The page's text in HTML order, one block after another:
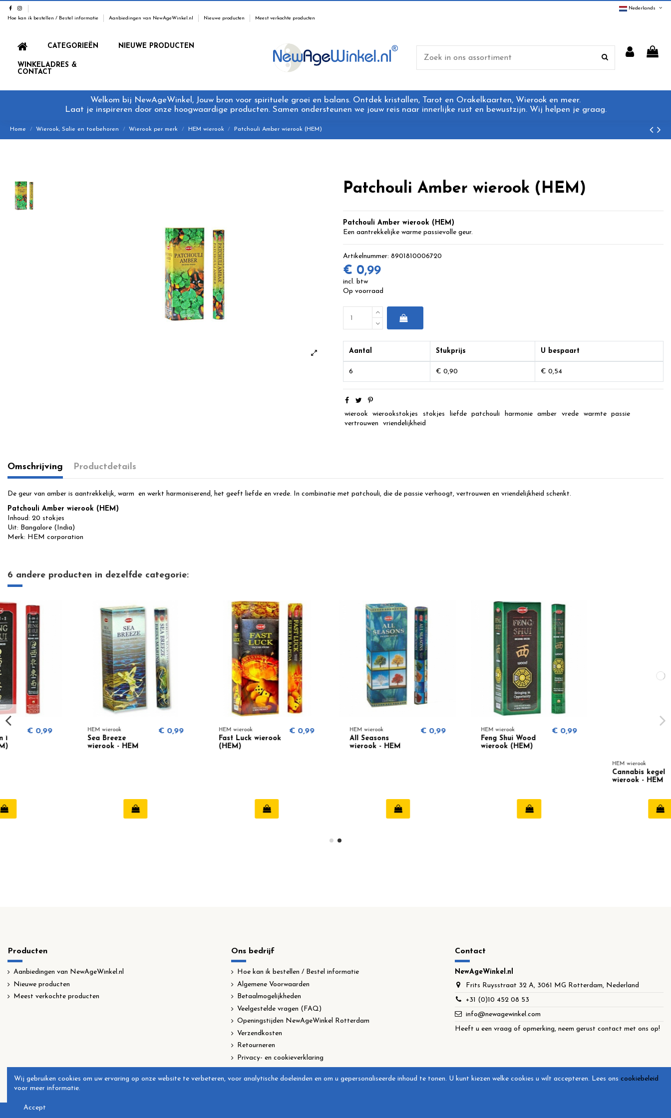
Hoe kan ik bestellen / Bestel informatie Aanbiedingen van NewAgeWinkel.nl Nieuwe producten Meest verkochte producten
Nederlands
CATEGORIEËN NIEUWE PRODUCTEN
WINKELADRES &
CONTACT
Welkom bij NewAgeWinkel, Jouw bron voor spirituele groei en balans. Ontdek kristallen, Tarot en Orakelkaarten, Wierook en meer.
Laat je inspireren door onze hoogwaardige producten. Samen ondersteunen we jouw reis naar innerlijke rust en bewustzijn. Wij helpen je graag.
Home Wierook, Salie en toebehoren Wierook per merk HEM wierook Patchouli Amber wierook (HEM)
Patchouli Amber wierook (HEM)
Patchouli Amber wierook (HEM)
Een aantrekkelijke warme passievolle geur.
Artikelnummer: 8901810006720
€ 0,99
incl. btw
Op voorraad
Aantal Stukprijs U bespaart
6 € 0,90 € 0,54
wierook wierookstokjes stokjes liefde patchouli harmonie amber vrede warmte
passie
vertrouwen
vriendelijkheid
Omschrijving Productdetails
De geur van amber is aantrekkelijk, warm en werkt harmoniserend, het geeft liefde en vrede. In combinatie met patchouli, die de passie verhoogt, vertrouwen en vriendelijkheid schenkt.
Patchouli Amber wierook (HEM)
Inhoud: 20 stokjes
Uit: Bangalore (India)
Merk: HEM corporation
6 andere producten in dezelfde categorie:
HEM wierook € 0,99 HEM wierook € 0,99 HEM wierook € 0,99 HEM wierook € 0,99
€ 0,95
Producten
Aanbiedingen van NewAgeWinkel.nl
Nieuwe producten
Meest verkochte producten
Ons bedrijf
Hoe kan ik bestellen / Bestel informatie
Algemene Voorwaarden
Betaalmogelijkheden
Veelgestelde vragen (FAQ)
Openingstijden NewAgeWinkel Rotterdam
Verzendkosten
Retourneren
Privacy- en cookieverklaring
Contact
NewAgeWinkel.nl
Frits Ruysstraat 32 A, 3061 MG Rotterdam, Nederland
+31 (0)10 452 08 53
info@newagewinkel.com
Heeft u een vraag of opmerking, neem gerust contact met ons op!
Wij gebruiken cookies om uw ervaring op onze website te verbeteren, voor analytische doeleinden en om u gepersonaliseerde inhoud te tonen. U kunt kiezen welke cookies u wilt accepteren. Lees ons cookiebeleid
voor meer informatie.
Accept